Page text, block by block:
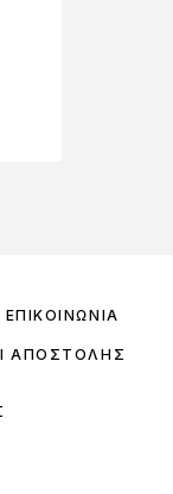
ΕΠΙΚΟΙΝΩΝΊΑ
ΑΠΟΣΤΟΛΉΣ